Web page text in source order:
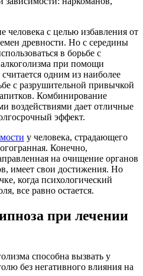
человека с целью избавления от
древности. Но с середины
в борьбе с
при помощи
одним из наиболее
с разрушительной привычкой
Комбинирование
воздействиями дает отличные
эффект.
у человека, страдающего
Конечно,
на очищение органов
имеет свои достижения. Но
когда психологический
все равно остается.
при лечении
способна вызвать у
без негативного влияния на